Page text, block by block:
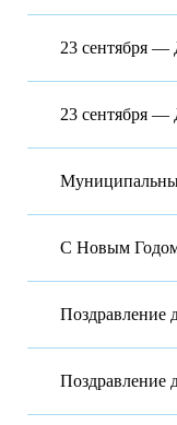
23 сентября —
23 сентября —
С Новым
Поздравление
Поздравление